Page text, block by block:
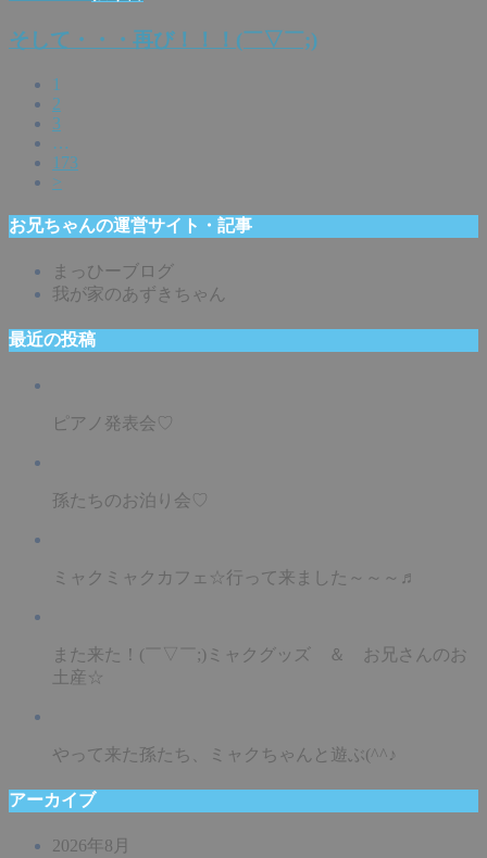
そして・・・再び！！！(￣▽￣;)
1
2
3
…
173
>
お兄ちゃんの運営サイト・記事
まっひーブログ
我が家のあずきちゃん
最近の投稿
ピアノ発表会♡
孫たちのお泊り会♡
ミャクミャクカフェ☆行って来ました～～～♬
また来た！(￣▽￣;)ミャクグッズ ＆ お兄さんのお
土産☆
やって来た孫たち、ミャクちゃんと遊ぶ(^^♪
アーカイブ
2026年8月